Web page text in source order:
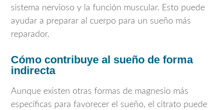
sistema nervioso y la función muscular. Esto puede
ayudar a preparar al cuerpo para un sueño más
reparador.
Cómo contribuye al sueño de forma
indirecta
Aunque existen otras formas de magnesio más
específicas para favorecer el sueño, el citrato puede